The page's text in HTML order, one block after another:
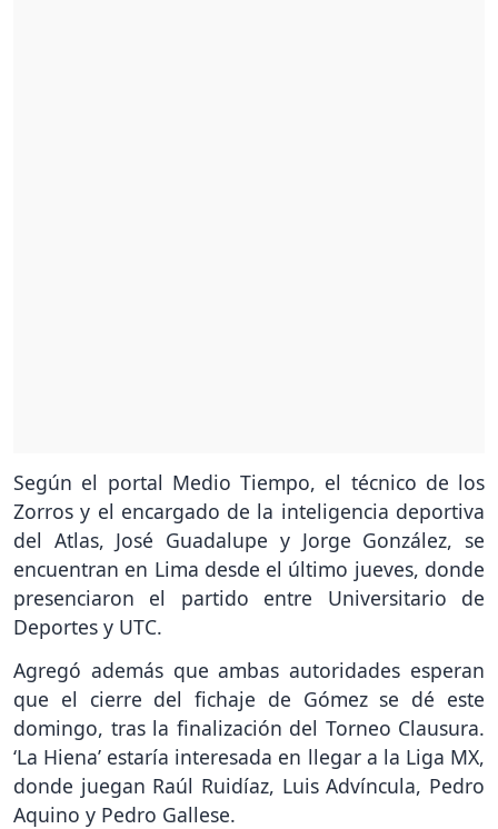
Según el portal Medio Tiempo, el técnico de los
Zorros y el encargado de la inteligencia deportiva
del Atlas, José Guadalupe y Jorge González, se
encuentran en Lima desde el último jueves, donde
presenciaron el partido entre Universitario de
Deportes y UTC.
Agregó además que ambas autoridades esperan
que el cierre del fichaje de Gómez se dé este
domingo, tras la finalización del Torneo Clausura.
‘La Hiena’ estaría interesada en llegar a la Liga MX,
donde juegan Raúl Ruidíaz, Luis Advíncula, Pedro
Aquino y Pedro Gallese.